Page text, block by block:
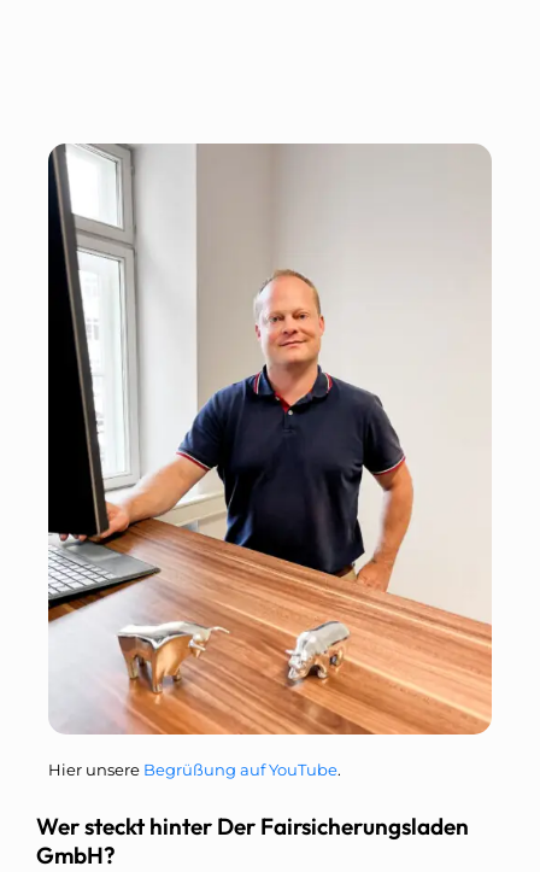
Hier unsere Begrüßung auf YouTube.
Wer steckt hinter Der Fairsicherungsladen
GmbH?